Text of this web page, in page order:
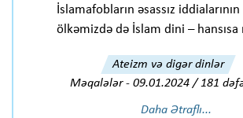
İslamafobların əsassız
ölkəmizdə də İslam dini –
Ateizm və digər dinlər
Məqalələr- 09.01.2024 / 181
Daha Ətraflı...